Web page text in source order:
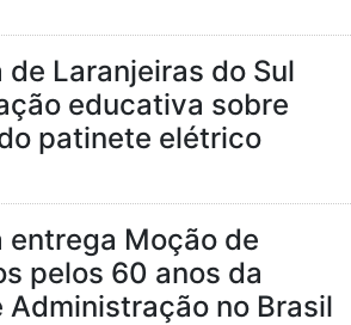
de Laranjeiras do Sul
educativa sobre
patinete elétrico
entrega Moção de
pelos 60 anos da
Administração no Brasil